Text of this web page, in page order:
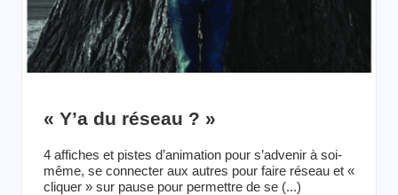
« Y’a du réseau ? »
4 affiches et pistes d’animation pour s’advenir à soi-
même, se connecter aux autres pour faire réseau et «
cliquer » sur pause pour permettre de se (...)